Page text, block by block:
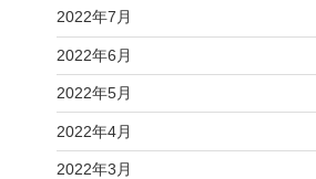
2022年7月
2022年6月
2022年5月
2022年4月
2022年3月